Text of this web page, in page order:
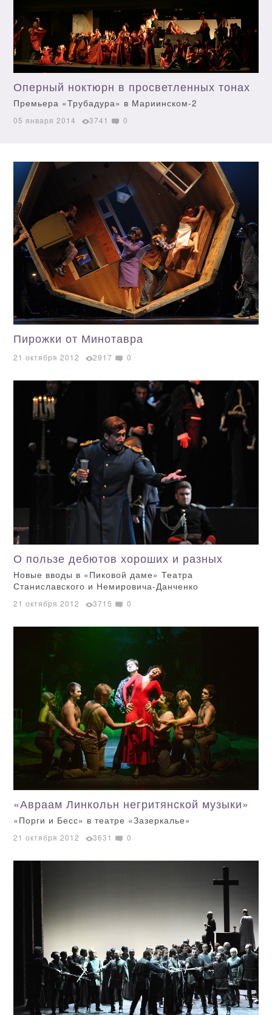
Оперный ноктюрн в просветленных тонах
Премьера «Трубадура» в Мариинском-2
05 января 2014 3741 0
Пирожки от Минотавра
21 октября 2012 2917 0
О пользе дебютов хороших и разных
Новые вводы в «Пиковой даме» Театра
Станиславского и Немировича-Данченко
21 октября 2012 3715 0
«Авраам Линкольн негритянской музыки»
«Порги и Бесс» в театре «Зазеркалье»
21 октября 2012 3631 0